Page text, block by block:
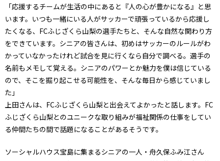
「応援するチームが生活の中にあると『人の心が豊かになる』と思
います。いつも一緒にいる人がサッカーで頑張っているから応援し
たくなる、FCふじざくら山梨の選手たちと、そんな自然な関わり方
をできています。シニアの皆さんは、初めはサッカーのルールがわ
かっていなかったけれど試合を見に行くなら自分で調べる。選手の
名前もメモして覚える。シニアのパワーとか魅力を僕は信じている
ので、そこを掘り起こせる可能性を、そんな毎日から感じていまし
た」
上田さんは、FCふじざくら山梨と出会えてよかったと話します。FC
ふじざくら山梨とのユニークな取り組みが福祉関係の仕事をしてい
る仲間たちの間で話題になることがあるそうです。
ソーシャルハウス宝島に集まるシニアの一人・舟久保ふみ江さん